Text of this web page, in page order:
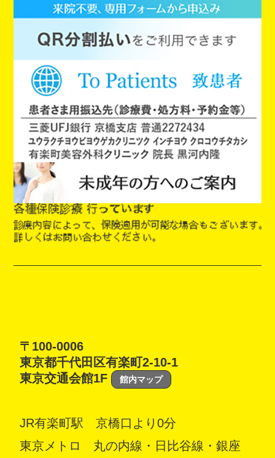
〒100-0006
東京都千代田区有楽町2-10-1
東京交通会館1F
館内マップ
JR有楽町駅 京橋口より0分
東京メトロ 丸の内線・日比谷線・銀座